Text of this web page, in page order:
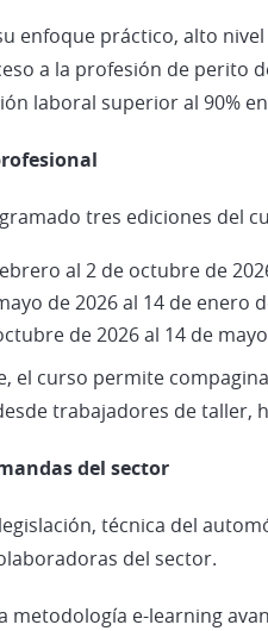
enfoque práctico, alto
a la profesión de
laboral superior al 90%
tres ediciones del
al 2 de octubre de
de 2026 al 14 de enero
de 2026 al 14 de
el curso permite
trabajadores de
del sector
técnica del
del sector.
metodología e-learning